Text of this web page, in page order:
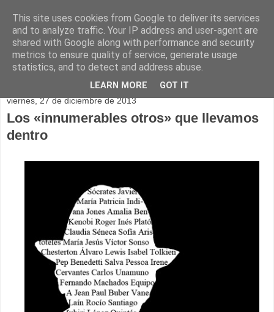
viernes, 27 de diciembre de 2013
Los «innumerables otros» que llevamos
dentro
This site uses cookies from Google to deliver its services
and to analyze traffic. Your IP address and user-agent are
shared with Google along with performance and security
metrics to ensure quality of service, generate usage
statistics, and to detect and address abuse.
LEARN MORE GOT IT